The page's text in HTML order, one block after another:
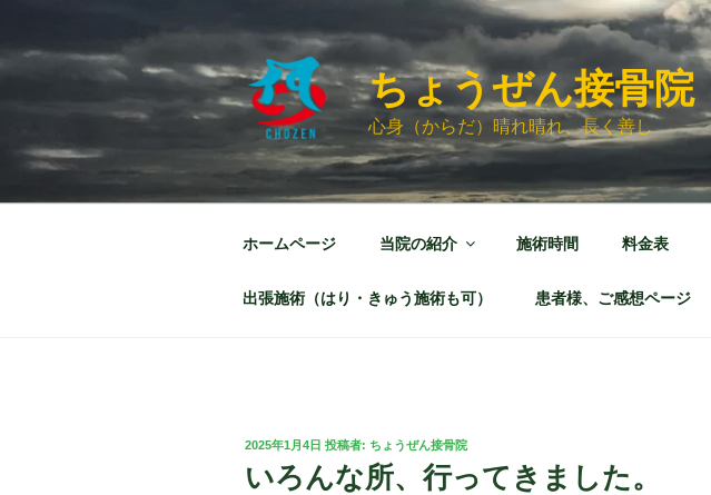
キ
ちょうぜん接骨院
心身（からだ）晴れ晴れ、長く善し
ホームページ 当院の紹介 施術時間 料金表
出張施術（はり・きゅう施術も可） 患者様、ご感想ページ
投
日:
2025年1月4日 投稿者: ちょうぜん接骨院
いろんな所、行ってきました。